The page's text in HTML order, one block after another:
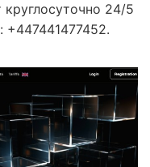
24/5
+447441477452.